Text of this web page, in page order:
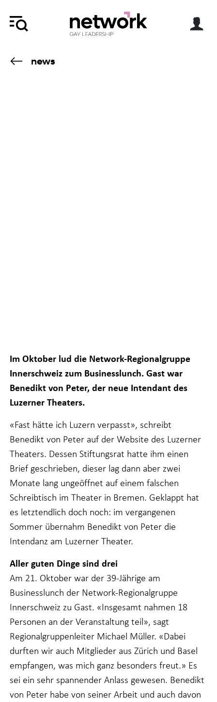
news
Im Oktober lud die Network-Regionalgruppe
Innerschweiz zum Businesslunch. Gast war
Benedikt von Peter, der neue Intendant des
Luzerner Theaters.
«Fast hätte ich Luzern verpasst», schreibt
Benedikt von Peter auf der Website des Luzerner
Theaters. Dessen Stiftungsrat hatte ihm einen
Brief geschrieben, dieser lag dann aber zwei
Monate lang ungeöffnet auf einem falschen
Schreibtisch im Theater in Bremen. Geklappt hat
es letztendlich doch noch: im vergangenen
Sommer übernahm Benedikt von Peter die
Intendanz am Luzerner Theater.
Aller guten Dinge sind drei
Am 21. Oktober war der 39-Jährige am
Businesslunch der Network-Regionalgruppe
Innerschweiz zu Gast. «Insgesamt nahmen 18
Personen an der Veranstaltung teil», sagt
Regionalgruppenleiter Michael Müller. «Dabei
durften wir auch Mitglieder aus Zürich und Basel
empfangen, was mich ganz besonders freut.» Es
sei ein sehr spannender Anlass gewesen. Benedikt
von Peter habe von seiner Arbeit und auch davon
Notwendig
Cookies sind
nicht
sind
damit die
funktioniert.
Statistiken
Damit wir die
Funktionalität
und Struktur
der Website
können, je
nachdem, wie
Erfahrung
Website bei
so gut wie
möglich
funktioniert.
Wenn Sie
diese Cookies
ablehnen,
werden einige
Funktionen